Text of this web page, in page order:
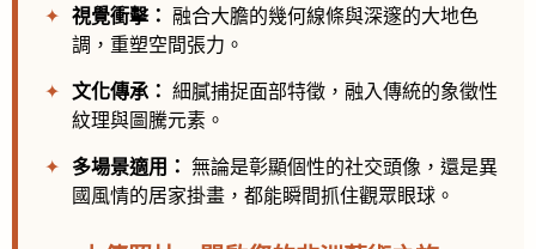
✦ 視覺衝擊： 融合大膽的幾何線條與深邃的大地色
調，重塑空間張力。
✦ 文化傳承： 細膩捕捉面部特徵，融入傳統的象徵性
紋理與圖騰元素。
✦ 多場景適用： 無論是彰顯個性的社交頭像，還是異
國風情的居家掛畫，都能瞬間抓住觀眾眼球。